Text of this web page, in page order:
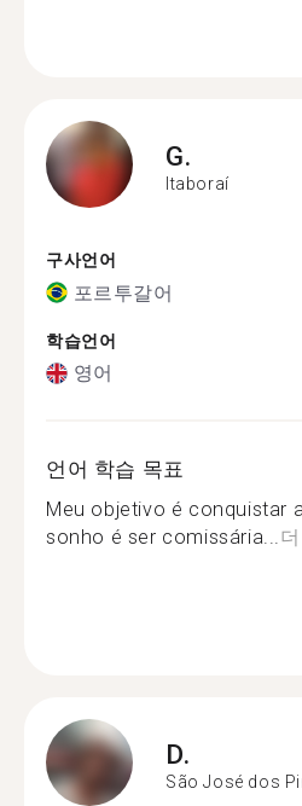
G.
Itaboraí
구사언어
포르투갈어
학습언어
영어
언어 학습 목표
Meu objetivo é conquistar
sonho é ser comissária...
D.
São José dos